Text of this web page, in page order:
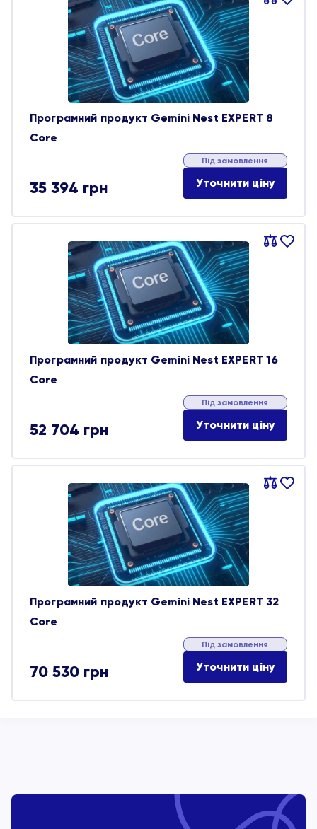
Програмний продукт Gemini Nest EXPERT 8
Core
35 394 грн
Під замовлення
Уточнити ціну
Порівняти
В
Програмний продукт Gemini Nest EXPERT 16
Core
52 704 грн
Під замовлення
Уточнити ціну
Порівняти
В
Програмний продукт Gemini Nest EXPERT 32
Core
70 530 грн
Під замовлення
Уточнити ціну